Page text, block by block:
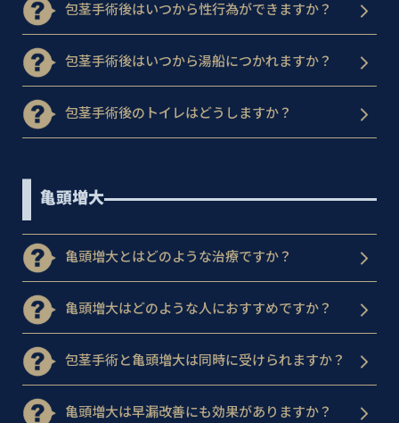
包茎手術後はいつから性行為ができますか？
包茎手術後はいつから湯船につかれますか？
包茎手術後のトイレはどうしますか？
亀頭増大
亀頭増大とはどのような治療ですか？
亀頭増大はどのような人におすすめですか？
包茎手術と亀頭増大は同時に受けられますか？
亀頭増大は早漏改善にも効果がありますか？